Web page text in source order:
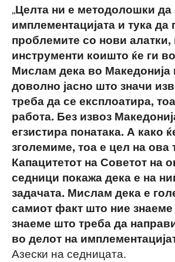
„Целта ни е методолошки
имплементацијата и тука
проблемите со нови алатки,
инструменти коишто ќе ги
Мислам дека во Македонија
доволно јасно што значи
треба да се експлоатира,
работа. Без извоз
егзистира понатака. А како
зголемиме, тоа е цел на ова
Капацитетот на Советот на
седници покажа дека е на
задачата. Мислам дека е
самиот факт што ние
знаеме што треба да
во делот на
Азески на седницата.